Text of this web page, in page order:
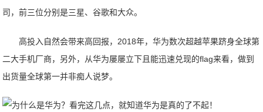
司，前三位分别是三星、谷歌和大众。
高投入自然会带来高回报，2018年，华为数次超越苹果跻身全球第
二大手机厂商，另外，从华为屡屡立下且能迅速兑现的flag来看，做到
出货量全球第一并非痴人说梦。